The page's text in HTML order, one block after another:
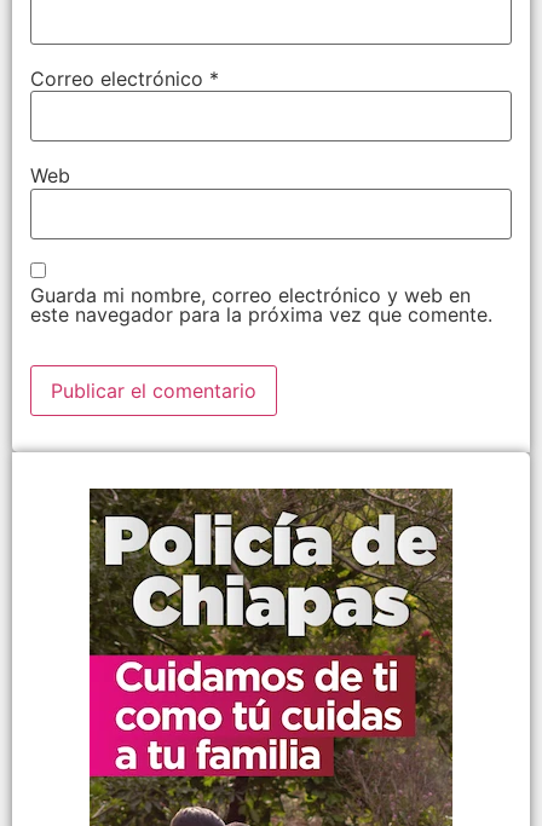
Correo electrónico *
Web
Guarda mi nombre, correo electrónico y web en
este navegador para la próxima vez que comente.